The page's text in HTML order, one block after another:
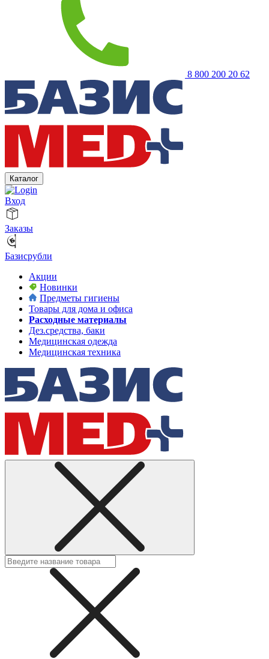
8 800 200 20 62
Каталог
Вход
Заказы
Базисрубли
Акции
Новинки
Предметы гигиены
Товары для дома и офиса
Расходные материалы
Дез.средства, баки
Медицинская одежда
Медицинская техника